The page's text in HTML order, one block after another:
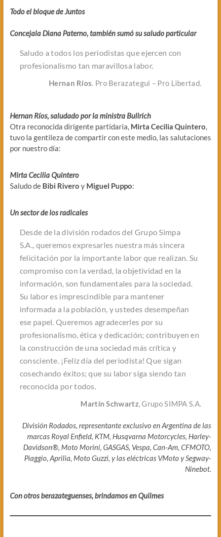
Todo el bloque de Juntos
Concejala Diana Paterno, también sumó su saludo particular
Saludo a todos los periodistas que ejercen con
profesionalismo tan maravillosa labor.
Hernan Ríos . Pro Berazategui – Pro Libertad.
Hernan Ríos, saludado por la ministra Bullrich
Otra reconocida dirigente partidaria, Mirta Cecilia Quintero
tuvo la gentileza de compartir con este medio, las salutaciones
por nuestro día:
Mirta Cecilia Quintero
Saludo de Bibi Rivero y Miguel Puppo:
Un sector de los radicales
Desde de la división rodados del Grupo Simpa
S.A., queremos expresarles nuestra más sincera
felicitación por la importante labor que realizan. Su
compromiso con la verdad, la objetividad en la
información, son fundamentales para la sociedad.
Su labor es imprescindible para mantener
informada a la población, y ustedes desempeñan
ese papel. Queremos agradecerles por su
profesionalismo, ética y dedicación; contribuyen en
la construcción de una sociedad más crítica y
consciente. ¡Feliz día del periodista! Que sigan
cosechando éxitos; que su labor siga siendo tan
reconocida por todos.
Martín Schwartz, Grupo SIMPA S.A.
División Rodados, representante exclusivo en Argentina de las
marcas Royal Enfield, KTM, Husqvarna Motorcycles, Harley-
Davidson®, Moto Morini, GASGAS, Vespa, Can-Am, CFMOTO,
Piaggio, Aprilia, Moto Guzzi, y las eléctricas VMoto y Segway-
Ninebot.
Con otros berazateguenses, brindamos en Quilmes